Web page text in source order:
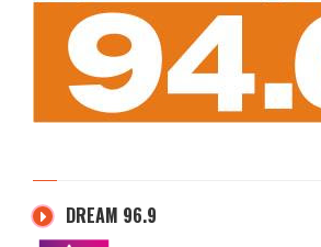
DREAM 96.9